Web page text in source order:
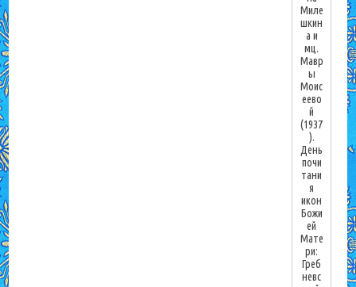
Миле
шкин
а и
мц.
Мавр
ы
Моис
еево
й
(1937
).
День
почи
тани
я
икон
Божи
ей
Мате
ри:
Греб
невс